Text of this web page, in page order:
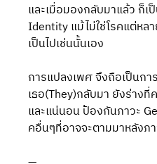
และเมื่อมองกลับมาแล้ว ก็
Identity แม้ไม่ใช่โรคแต่หล
เป็นไปเช่นนั้นเอง
การแปลงเพศ จึงถือเป็นกา
เธอ(They)กลับมา ยังร่างที่
และแน่นอน ป้องกันภาวะ
คอื่นๆที่อาจจะตามมาหลังภ